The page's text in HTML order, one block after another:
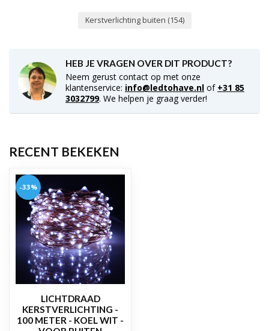
Kerstverlichting buiten (154)
HEB JE VRAGEN OVER DIT PRODUCT?
Neem gerust contact op met onze
klantenservice: info@ledtohave.nl of +31 85
3032799. We helpen je graag verder!
RECENT BEKEKEN
-33%
LICHTDRAAD
KERSTVERLICHTING -
100 METER - KOEL WIT -